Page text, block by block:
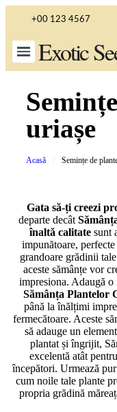
+00 123 4567
Exotic
uriașe
Acasă Semințe de
Gata să-ți creezi
departe decât
înaltă calitatesunt
impunătoare,
grandoare grădinii
aceste sămânțe vor
impresiona. Adaugă
Sămânța Plantelor
până la înălțimi
fermecătoare. Aceste
să adauge un
plantat și îngrijit,
excelentă atât
începători. Urmează
cum noile tale plante
propria grădină